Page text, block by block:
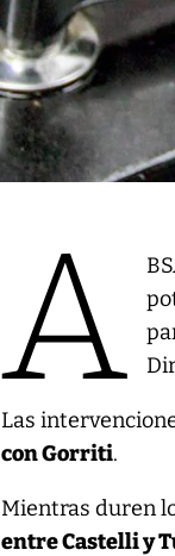
A
Las
con Gorriti.
Mientras duren
entre Castelli y